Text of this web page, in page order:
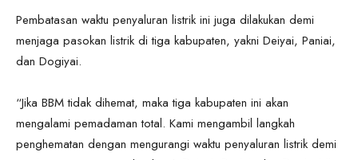
Pembatasan waktu penyaluran listrik ini juga dilakukan demi
menjaga pasokan listrik di tiga kabupaten, yakni Deiyai, Paniai,
dan Dogiyai.
“Jika BBM tidak dihemat, maka tiga kabupaten ini akan
mengalami pemadaman total. Kami mengambil langkah
penghematan dengan mengurangi waktu penyaluran listrik demi